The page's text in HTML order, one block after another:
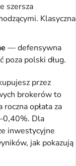
szersza
Klasyczna
— defensywna
poza polski dług.
przez
brokerów to
opłata za
Dla
inwestycyjne
jak pokazują